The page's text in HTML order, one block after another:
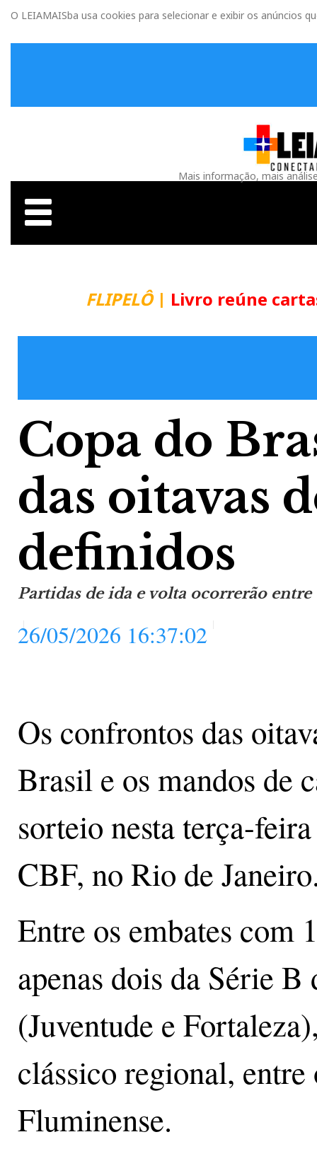
O LEIAMAISba usa cookies para selecionar e exibir os anúncios
Mais informação, mais
FLIPELÔ| Livro reúne
Copa do
das oitavas
definidos
Partidas de ida e volta ocorrerão entre
26/05/2026 16:37:02
Os confrontos das
Brasil e os mandos de
sorteio nesta terça-
CBF, no Rio de
Entre os embates com
apenas dois da Série
(Juventude e
clássico regional,
Fluminense.